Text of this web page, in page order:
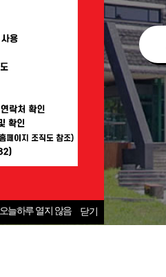
오늘하루 열지 않음 닫기